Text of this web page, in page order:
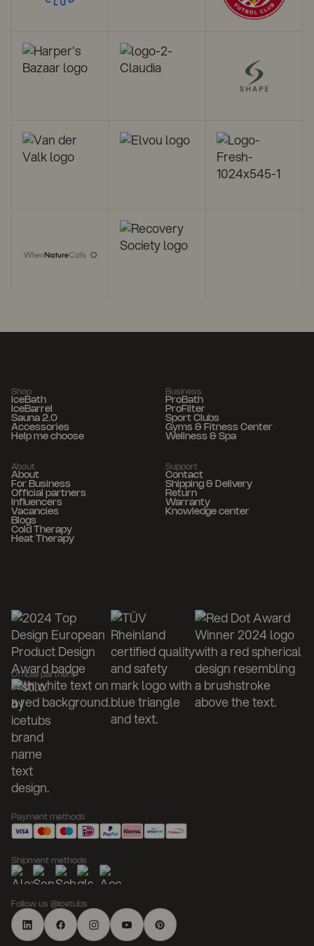
Shop
IceBath
IceBarrel
Sauna 2.0
Accessories
Help me choose
Business
ProBath
ProFilter
Sport Clubs
Gyms & Fitness Center
Wellness & Spa
About
About
For Business
Official partners
Influencers
Vacancies
Blogs
Cold Therapy
Heat Therapy
Support
Contact
Shipping & Delivery
Return
Warranty
Knowledge center
Official partners
Payment methods
Shipment methods
Follow us @icetubs